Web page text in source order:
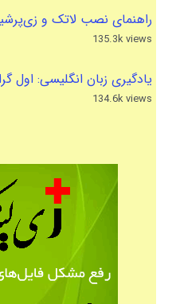
راهنمای نصب لاتک و
135.3k views
یادگیری زبان انگلیسی: اول
134.6k views